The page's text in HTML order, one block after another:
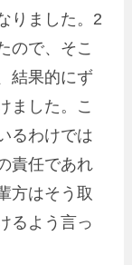
りました。2
ので、そこ
結果的にず
ました。こ
るわけでは
責任であれ
方はそう取
るよう言っ